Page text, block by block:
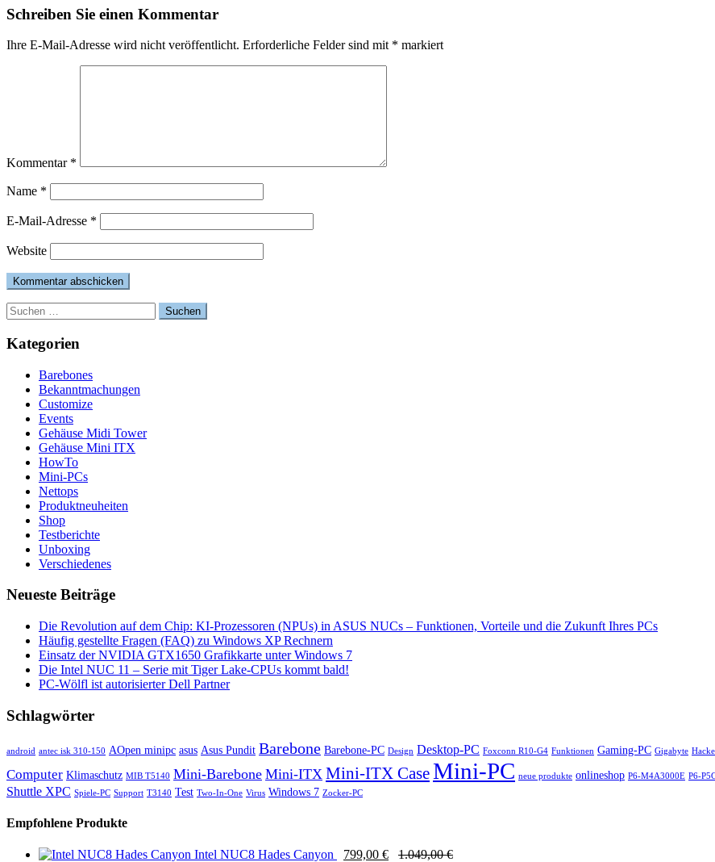
Schreiben Sie einen Kommentar
Ihre E-Mail-Adresse wird nicht veröffentlicht. Erforderliche Felder sind mit * markiert
Kommentar *
Name *
E-Mail-Adresse *
Website
Suchen
nach:
Kategorien
Barebones
Bekanntmachungen
Customize
Events
Gehäuse Midi Tower
Gehäuse Mini ITX
HowTo
Mini-PCs
Nettops
Produktneuheiten
Shop
Testberichte
Unboxing
Verschiedenes
Neueste Beiträge
Die Revolution auf dem Chip: KI-Prozessoren (NPUs) in ASUS NUCs – Funktionen, Vorteile und die Zukunft Ihres PCs
Häufig gestellte Fragen (FAQ) zu Windows XP Rechnern
Einsatz der NVIDIA GTX1650 Grafikkarte unter Windows 7
Die Intel NUC 11 – Serie mit Tiger Lake-CPUs kommt bald!
PC-Wölfl ist autorisierter Dell Partner
Schlagwörter
android antec isk 310-150 AOpen minipc asus Asus Pundit Barebone Barebone-PC Design Desktop-PC Foxconn R10-G4 Funktionen Gaming-PC Gigabyte
Computer Klimaschutz MIB T5140 Mini-Barebone Mini-ITX Mini-ITX CaseMini-PC neue produkte onlineshop P6-M4A3000E P6-
Shuttle XPC Spiele-PC Support T3140 Test Two-In-One Virus Windows 7 Zocker-PC
Empfohlene Produkte
Intel NUC8 Hades Canyon 799,00 € 1.049,00€